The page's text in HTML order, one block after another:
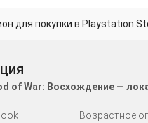
для покупки в Playstation
of War: Восхождение —
Возрастное